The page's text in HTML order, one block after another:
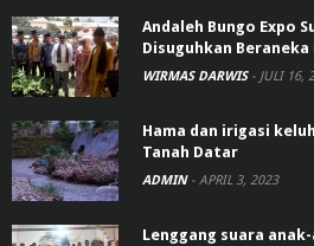
Andaleh Bungo Expo
Disuguhkan Beraneka
WIRMAS DARWIS - JULI 16,
Hama dan irigasi
Tanah Datar
ADMIN - APRIL 3, 2023
Lenggang suara